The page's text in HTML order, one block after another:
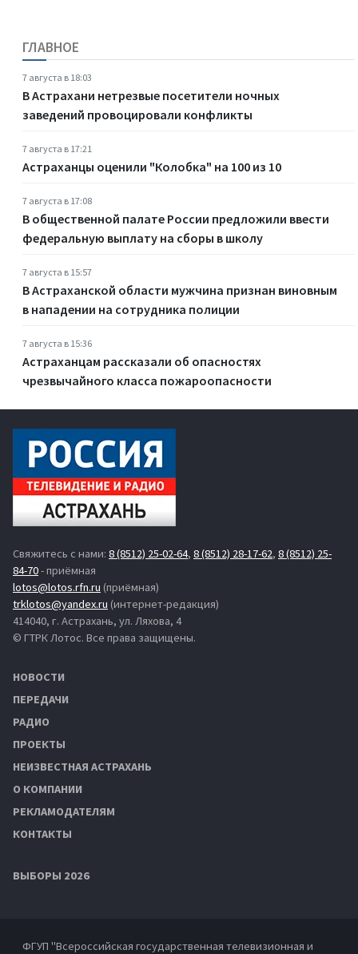
ГЛАВНОЕ
7 августа в 18:03
В Астрахани нетрезвые посетители ночных
заведений провоцировали конфликты
7 августа в 17:21
Астраханцы оценили "Колобка" на 100 из 10
7 августа в 17:08
В общественной палате России предложили ввести
федеральную выплату на сборы в школу
7 августа в 15:57
В Астраханской области мужчина признан виновным
в нападении на сотрудника полиции
7 августа в 15:36
Астраханцам рассказали об опасностях
чрезвычайного класса пожароопасности
Свяжитесь с нами: 8 (8512) 25-02-64, 8 (8512) 28-17-62, 8 (8512) 25-
84-70- приёмная
lotos@lotos.rfn.ru (приёмная)
trklotos@yandex.ru (интернет-редакция)
414040, г. Астрахань, ул. Ляхова, 4
© ГТРК Лотос. Все права защищены.
НОВОСТИ
ПЕРЕДАЧИ
РАДИО
ПРОЕКТЫ
НЕИЗВЕСТНАЯ АСТРАХАНЬ
О КОМПАНИИ
РЕКЛАМОДАТЕЛЯМ
КОНТАКТЫ
ВЫБОРЫ 2026
ФГУП "Всероссийская государственная телевизионная и